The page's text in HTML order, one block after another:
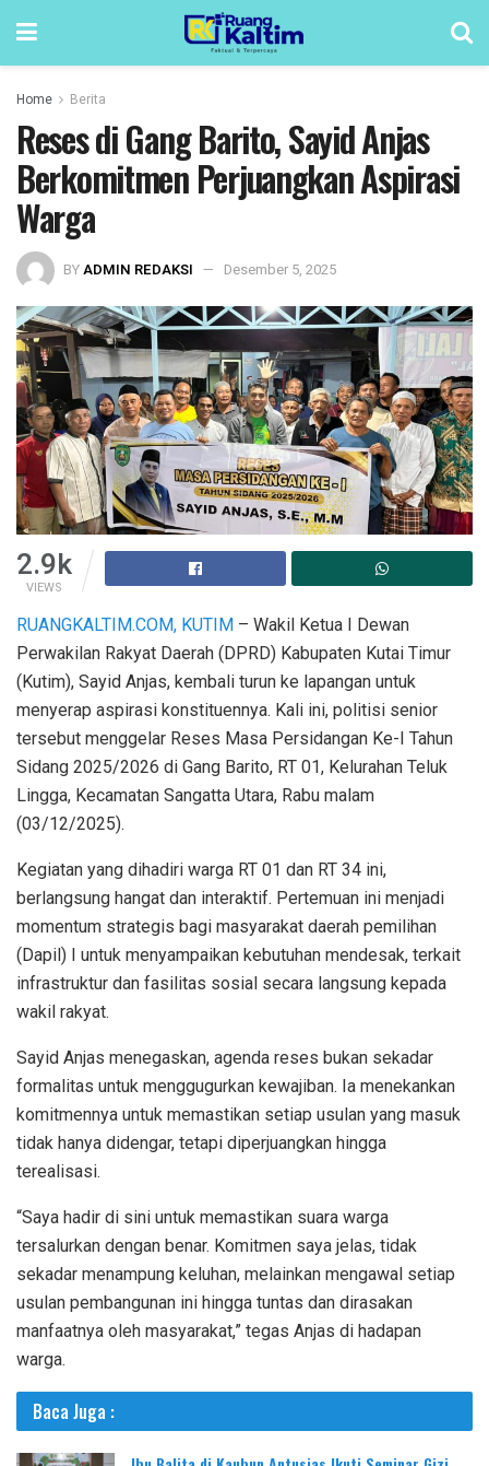
Home Berita
Reses di Gang Barito, Sayid Anjas
Berkomitmen Perjuangkan Aspirasi
Warga
BYADMIN REDAKSI Desember 5, 2025
2.9k
VIEWS
RUANGKALTIM.COM, KUTIM – Wakil Ketua I Dewan
Perwakilan Rakyat Daerah (DPRD) Kabupaten Kutai Timur
(Kutim), Sayid Anjas, kembali turun ke lapangan untuk
menyerap aspirasi konstituennya. Kali ini, politisi senior
tersebut menggelar Reses Masa Persidangan Ke-I Tahun
Sidang 2025/2026 di Gang Barito, RT 01, Kelurahan Teluk
Lingga, Kecamatan Sangatta Utara, Rabu malam
(03/12/2025).
Kegiatan yang dihadiri warga RT 01 dan RT 34 ini,
berlangsung hangat dan interaktif. Pertemuan ini menjadi
momentum strategis bagi masyarakat daerah pemilihan
(Dapil) I untuk menyampaikan kebutuhan mendesak, terkait
infrastruktur dan fasilitas sosial secara langsung kepada
wakil rakyat.
Sayid Anjas menegaskan, agenda reses bukan sekadar
formalitas untuk menggugurkan kewajiban. Ia menekankan
komitmennya untuk memastikan setiap usulan yang masuk
tidak hanya didengar, tetapi diperjuangkan hingga
terealisasi.
“Saya hadir di sini untuk memastikan suara warga
tersalurkan dengan benar. Komitmen saya jelas, tidak
sekadar menampung keluhan, melainkan mengawal setiap
usulan pembangunan ini hingga tuntas dan dirasakan
manfaatnya oleh masyarakat,” tegas Anjas di hadapan
warga.
Baca Juga :